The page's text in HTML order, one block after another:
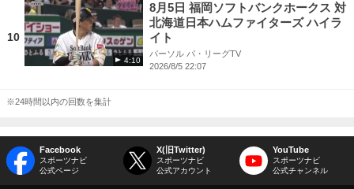
10
4:10
8月5日 福岡ソフトバンクホークス 対
北海道日本ハムファイターズ ハイラ
イト
パーソル パ・リーグTV
2026/8/5 22:07
※24時間以内の回数を集計
Facebook
スポーツナビ
公式ページ
X(旧Twitter)
スポーツナビ
公式アカウント
YouTube
スポーツナビ
公式チャンネル